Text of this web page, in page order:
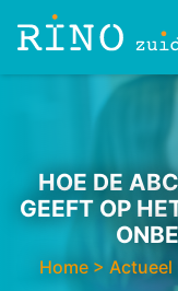
HOE DE
GEEFT OP
Home > Actueel